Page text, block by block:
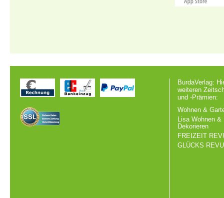
BurdaVerlag:
weiteren
und -Prämien:
Wohnen &
Lisa Wohnen &
Dekorieren
FREIZEIT
GLÜCKS